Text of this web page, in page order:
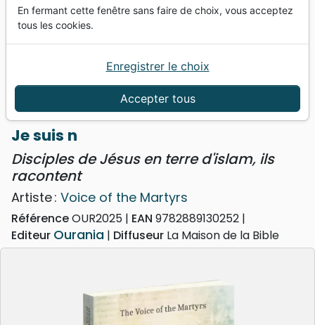
Vous ne pouvez pas créer de nouvelle commande
depuis votre pays (United States).
Témoignages, biographies
Je suis n - Disciples de Jésus en terre d'islam, ils
Je suis n
Disciples de Jésus en terre d'islam, ils
racontent
Artiste : Voice of the Martyrs
RéférenceOUR2025 EAN 9782889130252
Editeur Ourania Diffuseur La Maison de la Bible
En fermant cette fenêtre sans faire de choix, vous acceptez
tous les cookies.
Accepter tous
Enregistrer le choix